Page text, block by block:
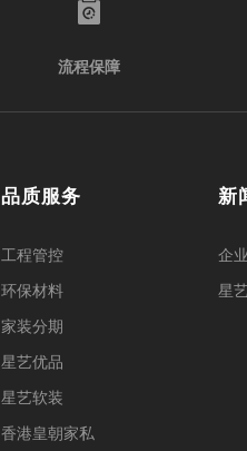
流程保障
品质服务
工程管控
环保材料
家装分期
星艺优品
星艺软装
香港皇朝家私
新
企
星